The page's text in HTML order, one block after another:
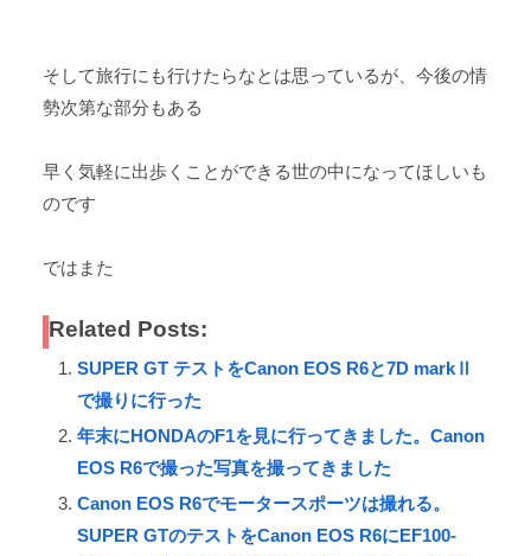
そして旅行にも行けたらなとは思っているが、今後の情
勢次第な部分もある
早く気軽に出歩くことができる世の中になってほしいも
のです
ではまた
Related Posts:
SUPER GT テストをCanon EOS R6と7D markⅡ
で撮りに行った
年末にHONDAのF1を見に行ってきました。Canon
EOS R6で撮った写真を撮ってきました
Canon EOS R6でモータースポーツは撮れる。
SUPER GTのテストをCanon EOS R6にEF100-